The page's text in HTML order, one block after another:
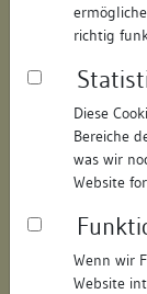
richtig
Diese
Bereiche
was wir
Website
Wenn wir
Website
Straße:
Hausnummer:
Postleitzahl:
Stadt-Teilort: